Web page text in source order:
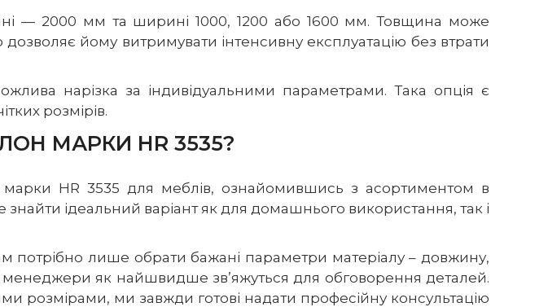
— 2000 мм та ширині 1000, 1200 або 1600 мм. Товщина може
йому витримувати інтенсивну експлуатацію без втрати
нарізка за індивідуальними параметрами. Така опція є
розмірів.
МАРКИ HR 3535?
HR 3535 для меблів, ознайомившись з асортиментом в
ідеальний варіант як для домашнього використання, так і
лише обрати бажані параметри матеріалу – довжину,
як найшвидше зв’яжуться для обговорення деталей.
ми завжди готові надати професійну консультацію